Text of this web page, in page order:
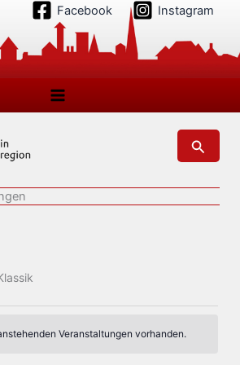
Facebook Instagram
Suchen
Veranstaltungen vorhanden.